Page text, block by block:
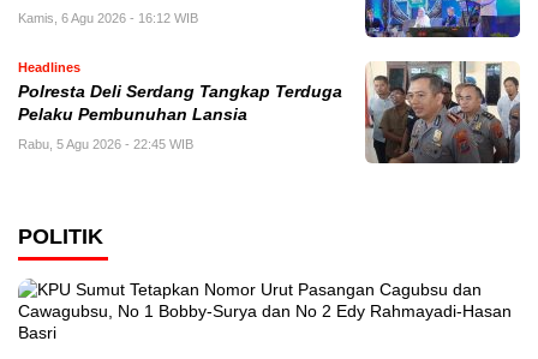
Kamis, 6 Agu 2026 - 16:12 WIB
Headlines
Polresta Deli Serdang Tangkap Terduga
Pelaku Pembunuhan Lansia
Rabu, 5 Agu 2026 - 22:45 WIB
POLITIK